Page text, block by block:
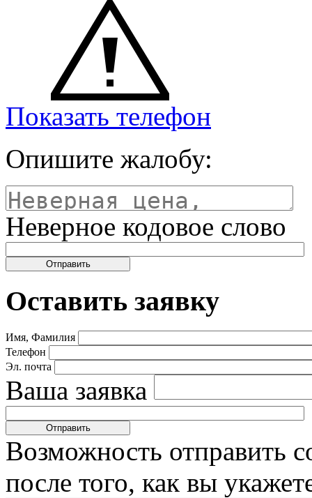
Показать телефон
Опишите жалобу:
Неверное кодовое слово
Оставить заявку
Имя, Фамилия
Телефон
Эл. почта
Ваша заявка
Возможность отправить
после того, как вы